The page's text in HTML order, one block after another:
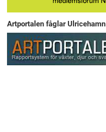
Artportalen fåglar Ulricehamn